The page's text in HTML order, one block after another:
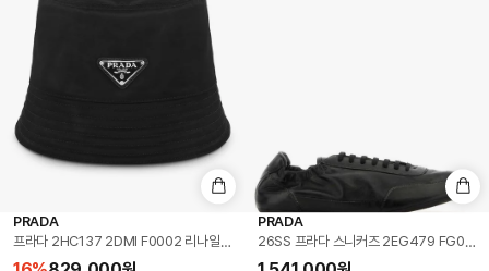
PRADA
프라다 2HC137 2DMI F0002 리나일론 트라이앵글 로고 버킷햇
PRADA
26SS 프라다 스니커즈 2EG479